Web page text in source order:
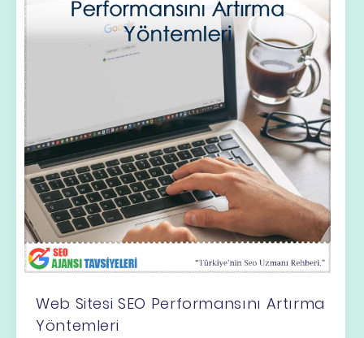
Web Sitesi SEO Performansını Artırma
Yöntemleri